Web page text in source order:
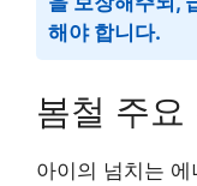
해야 합니다.
봄철 주요
아이의 넘치는